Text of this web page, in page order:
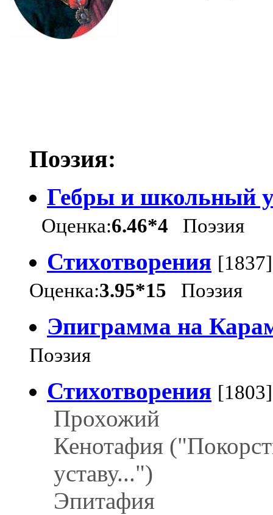
Поэзия:
Гебры и школьный
Оценка:6.46*4 Поэзия
Стихотворения [1837]
Оценка:3.95*15 Поэзия
Эпиграмма на
Поэзия
Стихотворения [1803]
Прохожий
Кенотафия
уставу...")
Эпитафия